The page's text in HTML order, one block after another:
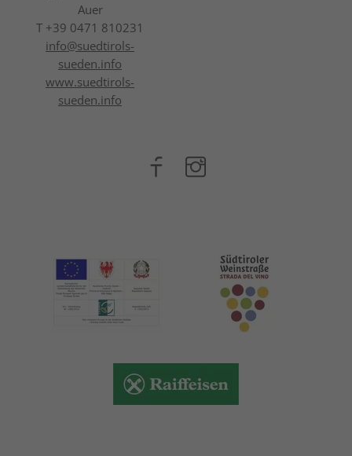
Auer
T +39 0471 810231
info@suedtirols-
sueden.info
www.suedtirols-
sueden.info